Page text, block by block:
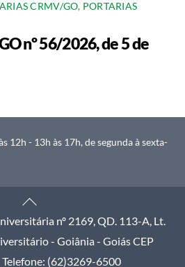
CRMV/GO, PORTARIAS
nº 56/2026, de 5 de
12h - 13h às 17h, de segunda à sexta-
Back
To
Top
nº 2169, QD. 113-A, Lt.
- Goiânia - Goiás CEP
(62)3269-6500